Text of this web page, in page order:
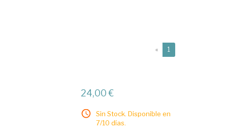
« 1
24,00 €
Sin Stock. Disponible en
7/10 días.